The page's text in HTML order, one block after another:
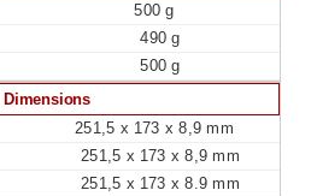
500 g
490 g
500 g
Dimensions
251,5 x 173 x 8,9 mm
251,5 x 173 x 8,9 mm
251,5 x 173 x 8.9 mm